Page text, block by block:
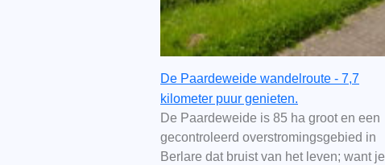
De Paardeweide wandelroute - 7,7
kilometer puur genieten.
De Paardeweide is 85 ha groot en een
gecontroleerd overstromingsgebied in
Berlare dat bruist van het leven; want je